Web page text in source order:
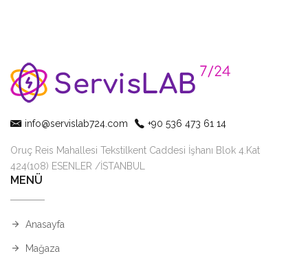
info@servislab724.com +90 536 473 61 14
Oruç Reis Mahallesi Tekstilkent Caddesi İşhanı Blok 4.Kat
424(108) ESENLER /İSTANBUL
MENÜ
Anasayfa
Mağaza